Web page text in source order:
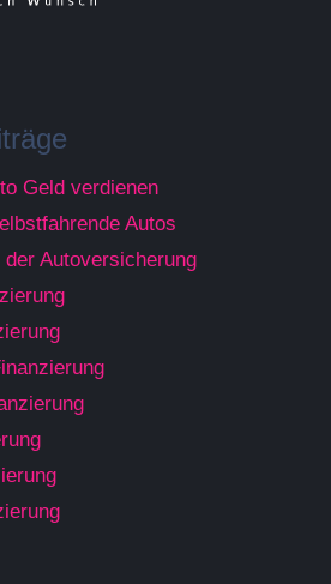
Geld verdienen
Autos
Autoversicherung